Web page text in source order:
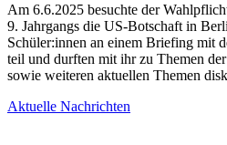
Am 6.6.2025 besuchte der
9. Jahrgangs die US-Botschaft in
Schüler:innen an einem Briefing mit
teil und durften mit ihr zu Themen
sowie weiteren aktuellen Themen
Aktuelle Nachrichten